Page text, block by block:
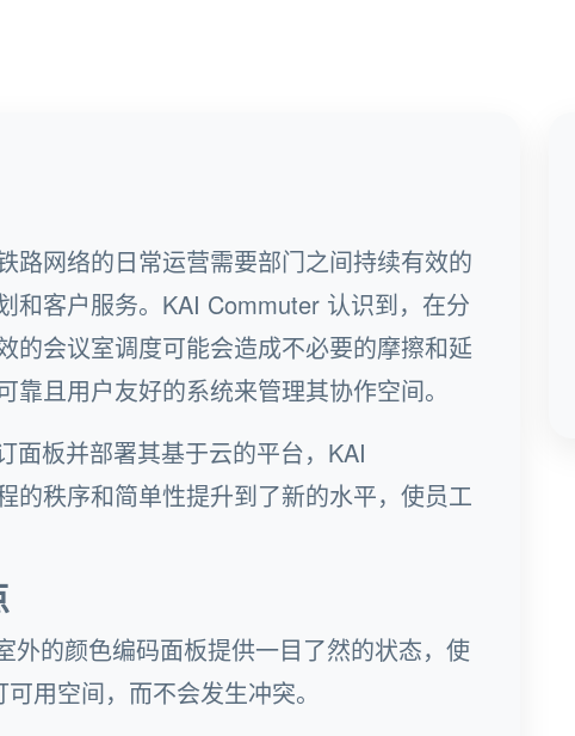
路网络的日常运营需要部门之间持续有效的
客户服务。KAI Commuter 认识到，在分
的会议室调度可能会造成不必要的摩擦和延
且用户友好的系统来管理其协作空间。
面板并部署其基于云的平台，KAI
的秩序和简单性提升到了新的水平，使员工
外的颜色编码面板提供一目了然的状态，使
用空间，而不会发生冲突。